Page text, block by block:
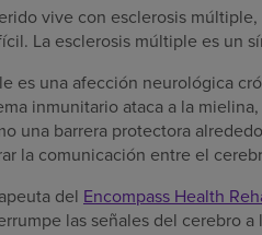
vive con esclerosis
La esclerosis múltiple es un
es una afección neurológica
inmunitario ataca a la
una barrera protectora
la comunicación entre el
del Encompass Health
las señales del cerebro